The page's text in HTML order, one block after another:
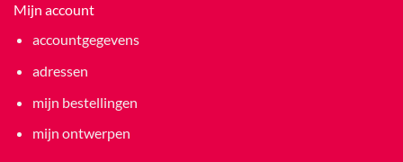
Mijn account
accountgegevens
adressen
mijn bestellingen
mijn ontwerpen